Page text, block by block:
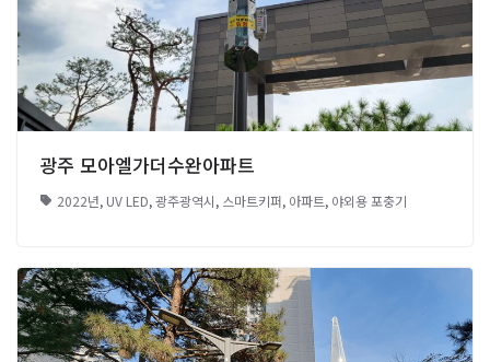
광주 모아엘가더수완아파트
2022년, UV LED,광주광역시, 스마트키퍼, 아파트, 야외용 포충기